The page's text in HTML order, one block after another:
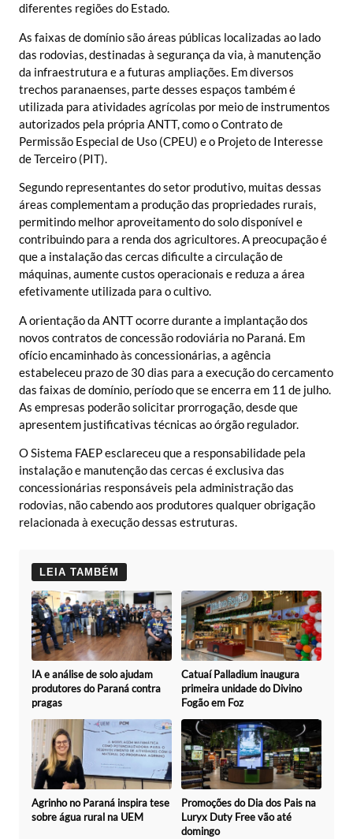
diferentes regiões do Estado.
As faixas de domínio são áreas públicas localizadas ao lado
das rodovias, destinadas à segurança da via, à manutenção
da infraestrutura e a futuras ampliações. Em diversos
trechos paranaenses, parte desses espaços também é
utilizada para atividades agrícolas por meio de instrumentos
autorizados pela própria ANTT, como o Contrato de
Permissão Especial de Uso (CPEU) e o Projeto de Interesse
de Terceiro (PIT).
Segundo representantes do setor produtivo, muitas dessas
áreas complementam a produção das propriedades rurais,
permitindo melhor aproveitamento do solo disponível e
contribuindo para a renda dos agricultores. A preocupação é
que a instalação das cercas dificulte a circulação de
máquinas, aumente custos operacionais e reduza a área
efetivamente utilizada para o cultivo.
A orientação da ANTT ocorre durante a implantação dos
novos contratos de concessão rodoviária no Paraná. Em
ofício encaminhado às concessionárias, a agência
estabeleceu prazo de 30 dias para a execução do cercamento
das faixas de domínio, período que se encerra em 11 de julho.
As empresas poderão solicitar prorrogação, desde que
apresentem justificativas técnicas ao órgão regulador.
O Sistema FAEP esclareceu que a responsabilidade pela
instalação e manutenção das cercas é exclusiva das
concessionárias responsáveis pela administração das
rodovias, não cabendo aos produtores qualquer obrigação
relacionada à execução dessas estruturas.
LEIA TAMBÉM
IA e análise de solo ajudam
produtores do Paraná contra
pragas
Catuaí Palladium inaugura
primeira unidade do Divino
Fogão em Foz
Agrinho no Paraná inspira tese
sobre água rural na UEM
Promoções do Dia dos Pais na
Luryx Duty Free vão até
domingo